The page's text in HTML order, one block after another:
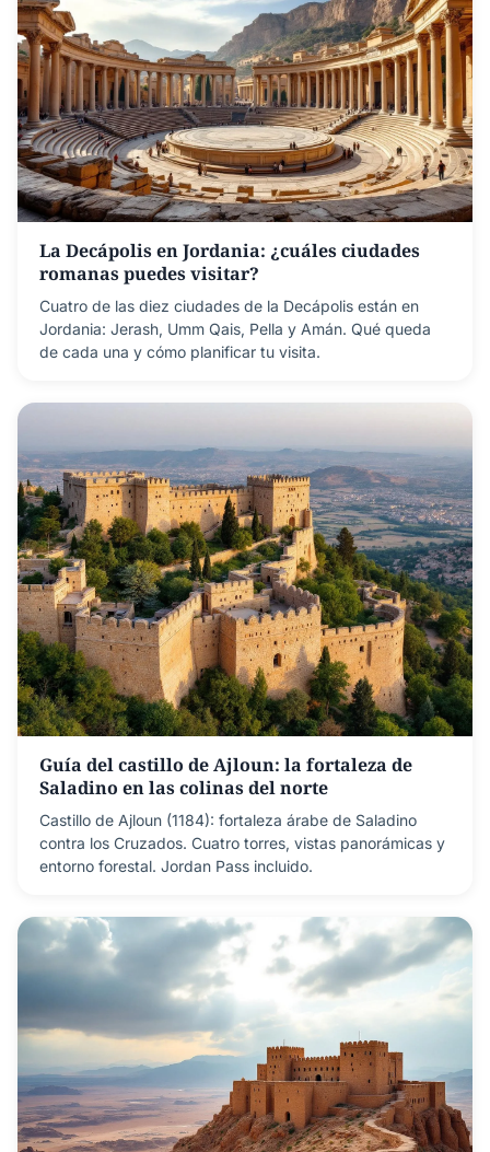
La Decápolis en Jordania: ¿cuáles ciudades
romanas puedes visitar?
Cuatro de las diez ciudades de la Decápolis están en
Jordania: Jerash, Umm Qais, Pella y Amán. Qué queda
de cada una y cómo planificar tu visita.
Guía del castillo de Ajloun: la fortaleza de
Saladino en las colinas del norte
Castillo de Ajloun (1184): fortaleza árabe de Saladino
contra los Cruzados. Cuatro torres, vistas panorámicas y
entorno forestal. Jordan Pass incluido.